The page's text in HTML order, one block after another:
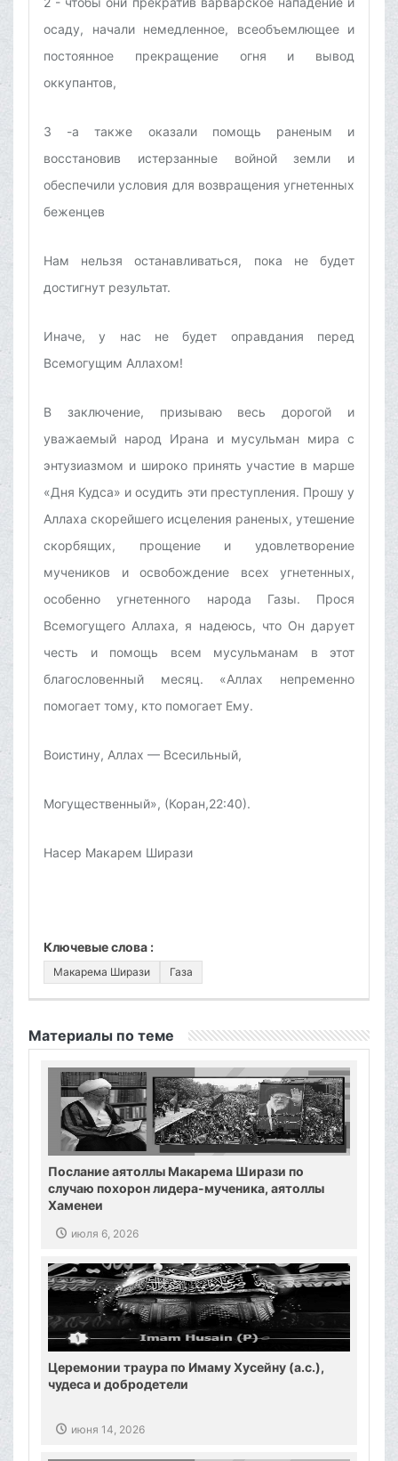
осаду, начали немедленное, всеобъемлющее и
постоянное прекращение огня и вывод
оккупантов,
3 -а также оказали помощь раненым и
восстановив истерзанные войной земли и
обеспечили условия для возвращения угнетенных
беженцев
Нам нельзя останавливаться, пока не будет
достигнут результат.
Иначе, у нас не будет оправдания перед
Всемогущим Аллахом!
В заключение, призываю весь дорогой и
уважаемый народ Ирана и мусульман мира с
энтузиазмом и широко принять участие в марше
«Дня Кудса» и осудить эти преступления. Прошу у
Аллаха скорейшего исцеления раненых, утешение
скорбящих, прощение и удовлетворение
мучеников и освобождение всех угнетенных,
особенно угнетенного народа Газы. Прося
Всемогущего Аллаха, я надеюсь, что Он дарует
честь и помощь всем мусульманам в этот
благословенный месяц. «Аллах непременно
помогает тому, кто помогает Ему.
Воистину, Аллах — Всесильный,
Могущественный», (Коран,22:40).
Насер Макарем Ширази
Ключевые слова :
Макарема Ширази Газа
Материалы по теме
Послание аятоллы Макарема Ширази по
случаю похорон лидера-мученика, аятоллы
Хаменеи
июля 6, 2026
Церемонии траура по Имаму Хусейну (а.с.),
чудеса и добродетели
июня 14, 2026